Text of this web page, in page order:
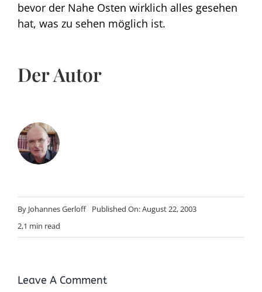
bevor der Nahe Osten wirklich alles gesehen
hat, was zu sehen möglich ist.
Der Autor
By Johannes Gerloff
Published On: August 22, 2003
2,1 min read
Leave A Comment